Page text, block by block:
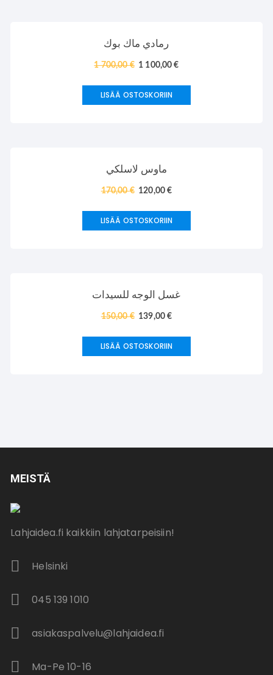
رمادي ماك بوك
1 700,00€ 1 100,00€
LISÄÄ OSTOSKORIIN
ماوس لاسلكي
170,00€ 120,00€
LISÄÄ OSTOSKORIIN
غسل الوجه للسيدات
150,00€ 139,00€
LISÄÄ OSTOSKORIIN
MEISTÄ
Lahjaidea.fi kaikkiin lahjatarpeisiin!
Helsinki
045 139 1010
asiakaspalvelu@lahjaidea.fi
Ma-Pe 10-16